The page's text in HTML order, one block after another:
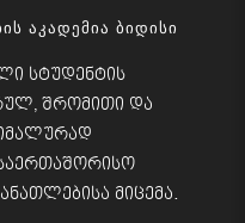
Აკადემია Ბიდისი
სტუდენტის
შრომითი და
მიცემა.